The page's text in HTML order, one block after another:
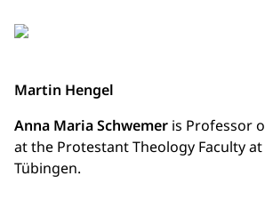
Martin Hengel
Anna Maria Schwemer is Professor
at the Protestant Theology Faculty
Tübingen.